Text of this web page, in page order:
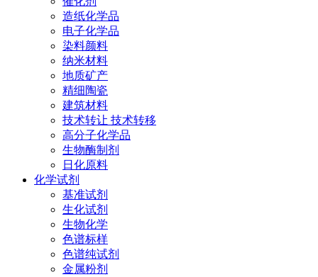
造纸化学品
电子化学品
染料颜料
纳米材料
地质矿产
精细陶瓷
建筑材料
技术转让 技术转移
高分子化学品
生物酶制剂
日化原料
化学试剂
基准试剂
生化试剂
生物化学
色谱标样
色谱纯试剂
金属粉剂